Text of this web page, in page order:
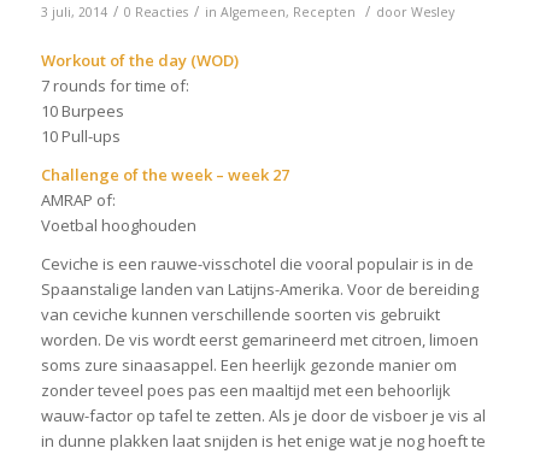
3 juli, 2014 / 0 Reacties / in Algemeen, Recepten / door Wesley
Workout of the day (WOD)
7 rounds for time of:
10 Burpees
10 Pull-ups
Challenge of the week – week 27
AMRAP of:
Voetbal hooghouden
Ceviche is een rauwe-visschotel die vooral populair is in de
Spaanstalige landen van Latijns-Amerika. Voor de bereiding
van ceviche kunnen verschillende soorten vis gebruikt
worden. De vis wordt eerst gemarineerd met citroen, limoen
soms zure sinaasappel. Een heerlijk gezonde manier om
zonder teveel poes pas een maaltijd met een behoorlijk
wauw-factor op tafel te zetten. Als je door de visboer je vis al
in dunne plakken laat snijden is het enige wat je nog hoeft te